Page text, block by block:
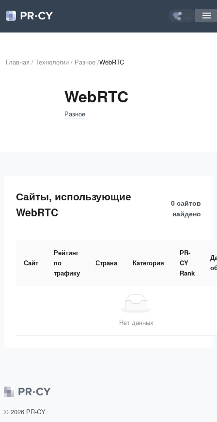
...
Главная / Технологии / Разное /WebRTC
WebRTC
Разное
Сайты, использующие
WebRTC
0 сайтов
найдено
Сайт
Рейтинг
по
трафику
Страна Категория
PR-
CY
Rank
Нет данных
© 2026 PR-CY